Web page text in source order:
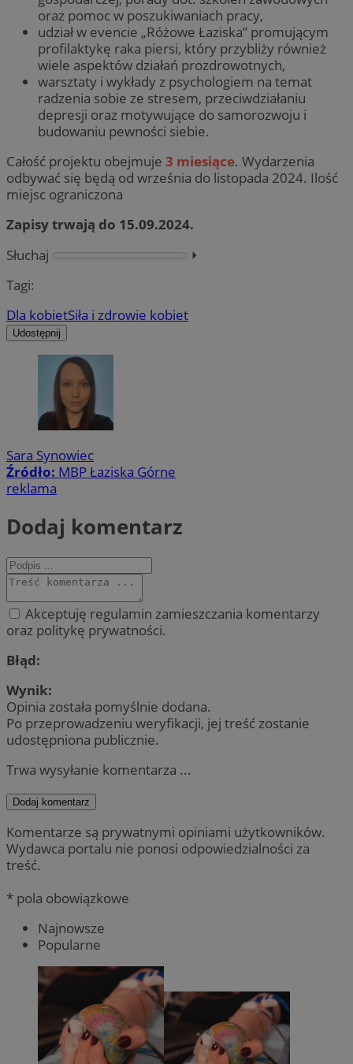
oraz pomoc w poszukiwaniach pracy,
udział w evencie „Różowe Łaziska” promującym
profilaktykę raka piersi, który przybliży również
wiele aspektów działań prozdrowotnych,
warsztaty i wykłady z psychologiem na temat
radzenia sobie ze stresem, przeciwdziałaniu
depresji oraz motywujące do samorozwoju i
budowaniu pewności siebie.
Całość projektu obejmuje 3 miesiące. Wydarzenia
odbywać się będą od września do listopada 2024. Ilość
miejsc ograniczona
Zapisy trwają do 15.09.2024.
Słuchaj
⏵︎
Tagi:
Dla kobietSiła i zdrowie kobiet
Udostępnij
Sara Synowiec
Źródło: MBP Łaziska Górne
reklama
Dodaj komentarz
Akceptuję regulamin zamieszczania komentarzy
oraz politykę prywatności.
Błąd:
Wynik:
Opinia została pomyślnie dodana.
Po przeprowadzeniu weryfikacji, jej treść zostanie
udostępniona publicznie.
Trwa wysyłanie komentarza ...
Dodaj komentarz
Komentarze są prywatnymi opiniami użytkowników.
Wydawca portalu nie ponosi odpowiedzialności za
treść.
* pola obowiązkowe
Najnowsze
Popularne